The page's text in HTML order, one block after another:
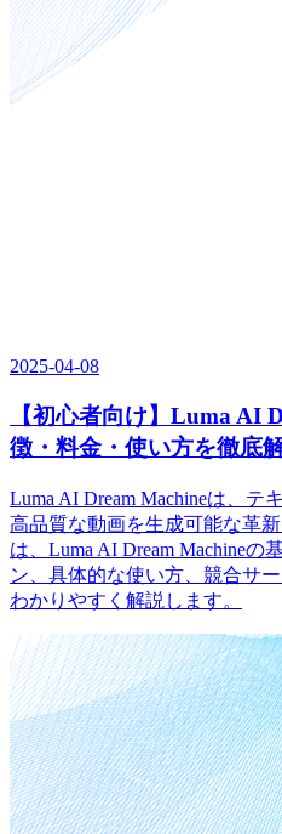
2025-04-08
【初心者向け】Luma AI
徴・料金・使い方を徹底
Luma AI Dream Machineは、
高品質な動画を生成可能な革
は、Luma AI Dream Machineの
ン、具体的な使い方、競合サ
わかりやすく解説します。